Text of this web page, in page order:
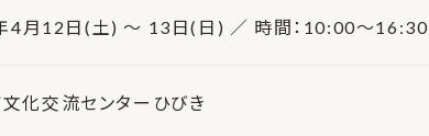
4月12日(土) ～ 13日(日) ／ 時間：10:00～16:30
化交流センターひびき